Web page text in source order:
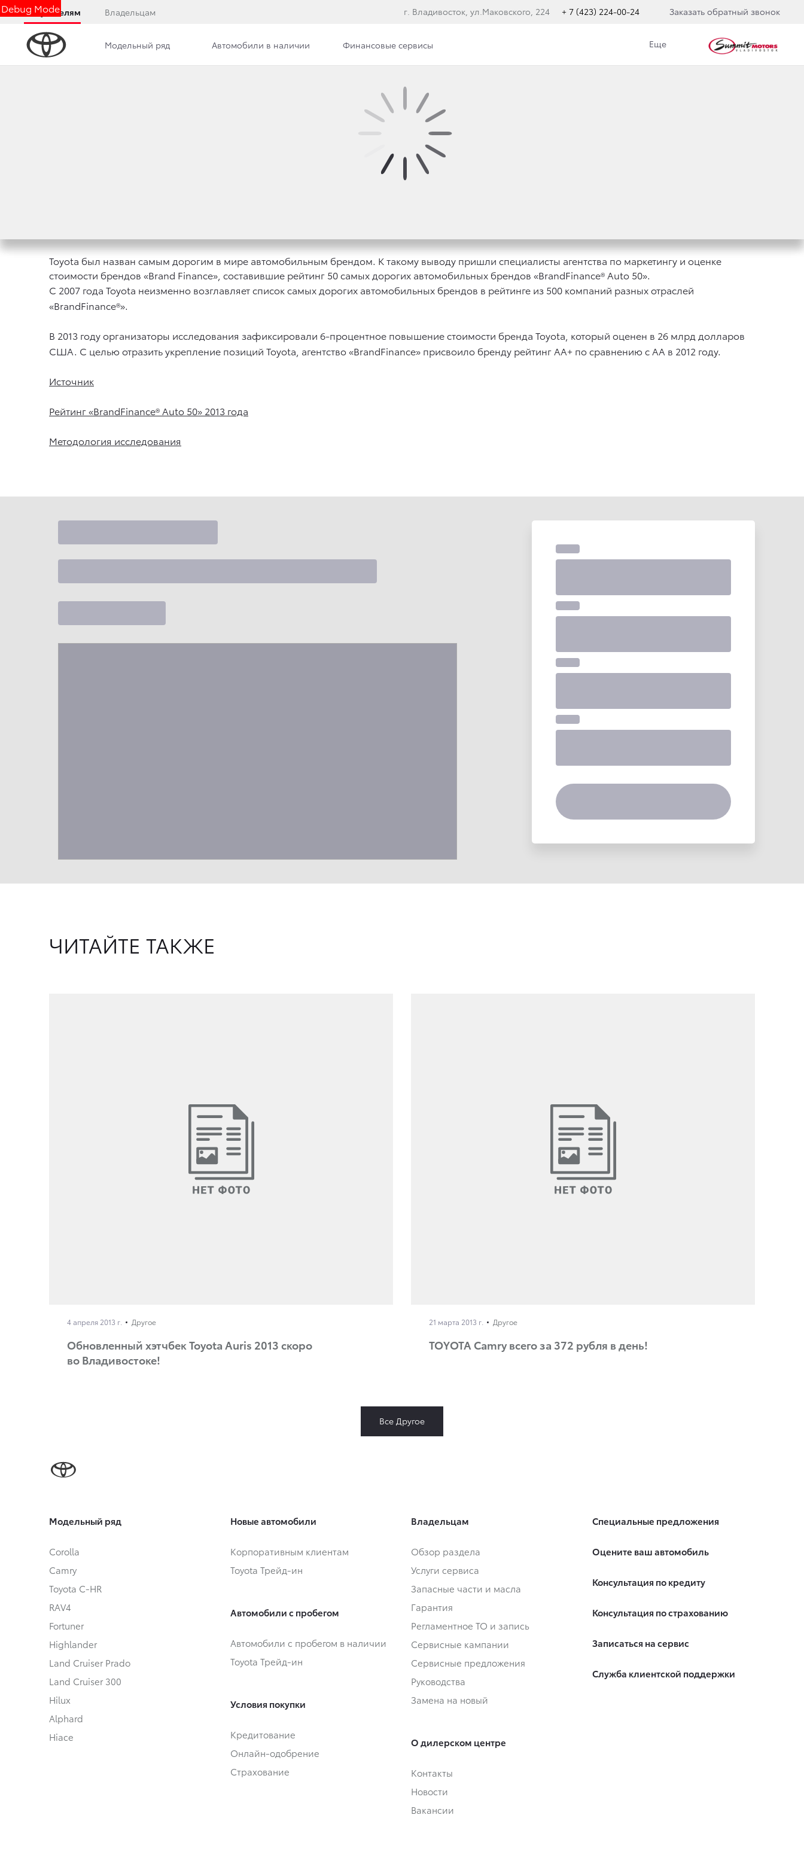
Debug Mode
Покупателям Владельцам г. Владивосток, ул.Маковского, 224 + 7 (423) 224-00-24 Заказать обратный звонок
Модельный ряд Автомобили в наличии Финансовые сервисы Еще
TOYOTA — САМЫЙ ДОРОГОЙ АВТОМОБИЛЬНЫЙ БРЕНД
Toyota был назван самым дорогим в мире автомобильным брендом. К такому выводу пришли специалисты агентства по маркетингу и оценке
стоимости брендов «Brand Finance», составившие рейтинг 50 самых дорогих автомобильных брендов «BrandFinance® Auto 50».
С 2007 года Toyota неизменно возглавляет список самых дорогих автомобильных брендов в рейтинге из 500 компаний разных отраслей
«BrandFinance®».
В 2013 году организаторы исследования зафиксировали 6-процентное повышение стоимости бренда Toyota, который оценен в 26 млрд долларов
США. С целью отразить укрепление позиций Toyota, агентство «BrandFinance» присвоило бренду рейтинг АА+ по сравнению с АА в 2012 году.
Источник
Рейтинг «BrandFinance® Auto 50» 2013 года
Методология исследования
ЧИТАЙТЕ ТАКЖЕ
4 апреля 2013 г. Другое
Обновленный хэтчбек Toyota Auris 2013 скоро
во Владивостоке!
21 марта 2013 г. Другое
TOYOTA Camry всего за 372 рубля в день!
Все Другое
Модельный ряд
Corolla
Camry
Toyota C-HR
RAV4
Fortuner
Highlander
Land Cruiser Prado
Land Cruiser 300
Hilux
Alphard
Hiace
Новые автомобили
Корпоративным клиентам
Toyota Трейд-ин
Автомобили с пробегом
Автомобили с пробегом в наличии
Toyota Трейд-ин
Условия покупки
Кредитование
Онлайн-одобрение
Страхование
Владельцам
Обзор раздела
Услуги сервиса
Запасные части и масла
Гарантия
Регламентное ТО и запись
Сервисные кампании
Сервисные предложения
Руководства
Замена на новый
О дилерском центре
Контакты
Новости
Вакансии
Специальные предложения
Оцените ваш автомобиль
Консультация по кредиту
Консультация по страхованию
Записаться на сервис
Служба клиентской поддержки